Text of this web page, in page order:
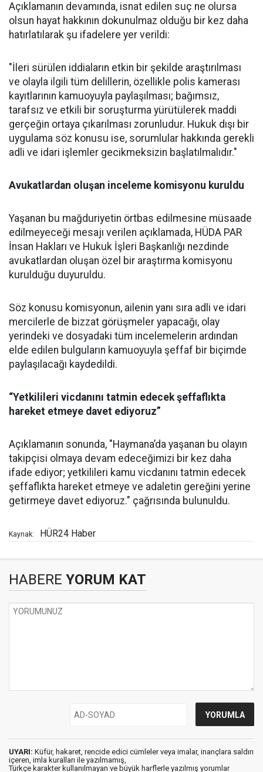
Açıklamanın devamında, isnat edilen suç ne olursa
olsun hayat hakkının dokunulmaz olduğu bir kez daha
hatırlatılarak şu ifadelere yer verildi:
"İleri sürülen iddiaların etkin bir şekilde araştırılması
ve olayla ilgili tüm delillerin, özellikle polis kamerası
kayıtlarının kamuoyuyla paylaşılması; bağımsız,
tarafsız ve etkili bir soruşturma yürütülerek maddi
gerçeğin ortaya çıkarılması zorunludur. Hukuk dışı bir
uygulama söz konusu ise, sorumlular hakkında gerekli
adli ve idari işlemler gecikmeksizin başlatılmalıdır."
Avukatlardan oluşan inceleme komisyonu kuruldu
Yaşanan bu mağduriyetin örtbas edilmesine müsaade
edilmeyeceği mesajı verilen açıklamada, HÜDA PAR
İnsan Hakları ve Hukuk İşleri Başkanlığı nezdinde
avukatlardan oluşan özel bir araştırma komisyonu
kurulduğu duyuruldu.
Söz konusu komisyonun, ailenin yanı sıra adli ve idari
mercilerle de bizzat görüşmeler yapacağı, olay
yerindeki ve dosyadaki tüm incelemelerin ardından
elde edilen bulguların kamuoyuyla şeffaf bir biçimde
paylaşılacağı kaydedildi.
“Yetkilileri vicdanını tatmin edecek şeffaflıkta
hareket etmeye davet ediyoruz”
Açıklamanın sonunda, "Haymana’da yaşanan bu olayın
takipçisi olmaya devam edeceğimizi bir kez daha
ifade ediyor; yetkilileri kamu vicdanını tatmin edecek
şeffaflıkta hareket etmeye ve adaletin gereğini yerine
getirmeye davet ediyoruz." çağrısında bulunuldu.
Kaynak: HÜR24 Haber
HABERE YORUM KAT
UYARI: Küfür, hakaret, rencide edici cümleler veya imalar, inançlara saldırı
içeren, imla kuralları ile yazılmamış,
Türkçe karakter kullanılmayan ve büyük harflerle yazılmış yorumlar